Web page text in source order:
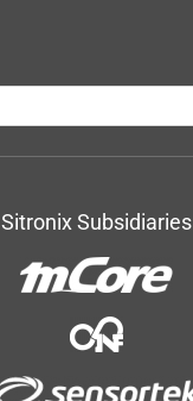
Sitronix Subsidiaries